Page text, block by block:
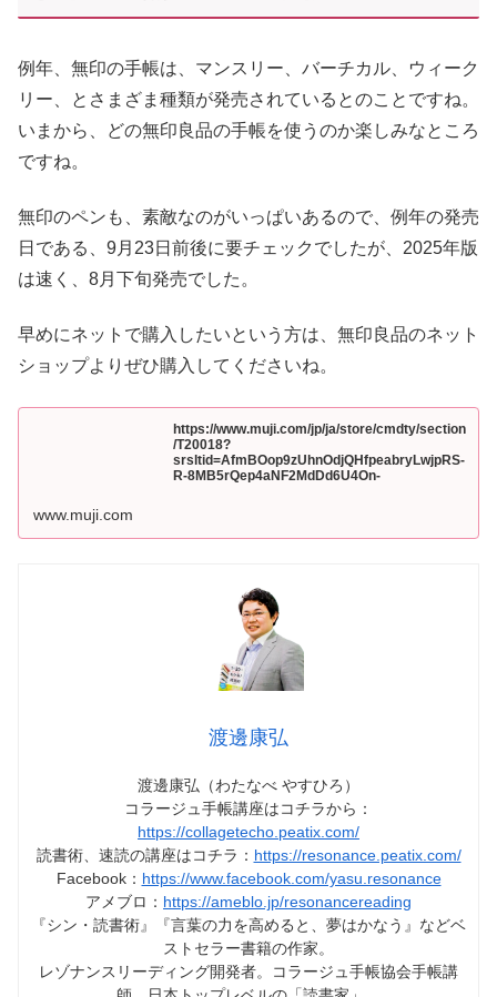
例年、無印の手帳は、マンスリー、バーチカル、ウィーク
リー、とさまざま種類が発売されているとのことですね。
いまから、どの無印良品の手帳を使うのか楽しみなところ
ですね。
無印のペンも、素敵なのがいっぱいあるので、例年の発売
日である、9月23日前後に要チェックでしたが、2025年版
は速く、8月下旬発売でした。
早めにネットで購入したいという方は、無印良品のネット
ショップよりぜひ購入してくださいね。
https://www.muji.com/jp/ja/store/cmdty/section
/T20018?
srsltid=AfmBOop9zUhnOdjQHfpeabryLwjpRS-
R-8MB5rQep4aNF2MdDd6U4On-
www.muji.com
渡邊康弘
渡邊康弘（わたなべ やすひろ）
コラージュ手帳講座はコチラから：
https://collagetecho.peatix.com/
読書術、速読の講座はコチラ： https://resonance.peatix.com/
Facebook： https://www.facebook.com/yasu.resonance
アメブロ： https://ameblo.jp/resonancereading
『シン・読書術』『言葉の力を高めると、夢はかなう』などベ
ストセラー書籍の作家。
レゾナンスリーディング開発者。コラージュ手帳協会手帳講